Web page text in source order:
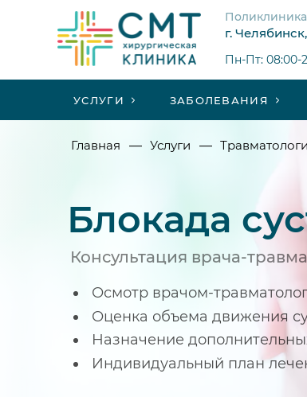
Поликлиника
г.
Пн-Пт: 08:00-
УСЛУГИ ЗАБОЛЕВАНИЯ
Блокада
Консультация врача-
Осмотр врачом-
Оценка объема движения
Назначение
Индивидуальный план
Главная — Услуги —